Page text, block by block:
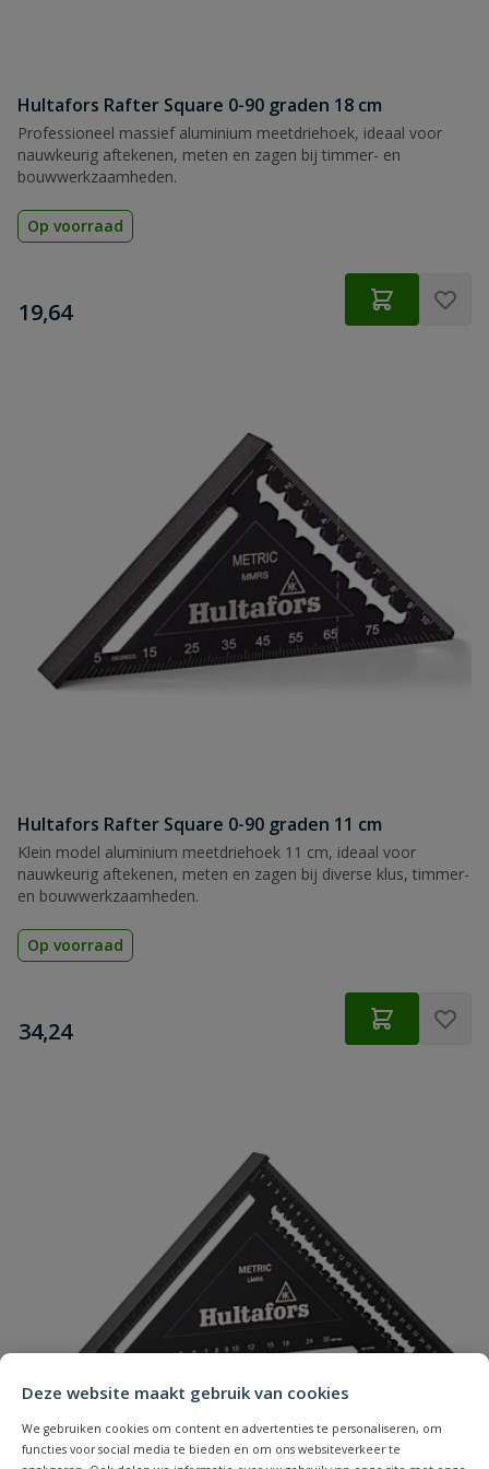
Deze website maakt gebruik van cookies
We gebruiken cookies om content en advertenties te personaliseren, om
functies voor social media te bieden en om ons websiteverkeer te
Hultafors Rafter Square 0-90 graden 18 cm
Professioneel massief aluminium meetdriehoek, ideaal voor
nauwkeurig aftekenen, meten en zagen bij timmer- en
bouwwerkzaamheden.
Op voorraad
€
19,64
Hultafors Rafter Square 0-90 graden 11 cm
Klein model aluminium meetdriehoek 11 cm, ideaal voor
nauwkeurig aftekenen, meten en zagen bij diverse klus, timmer-
en bouwwerkzaamheden.
Op voorraad
€
34,24